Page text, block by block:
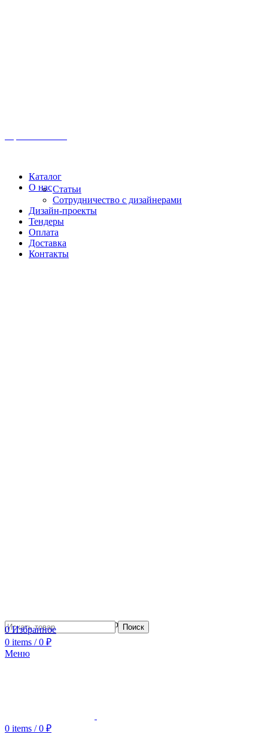
Каталог
О насСтатьи
Сотрудничество с дизайнерами
Дизайн-проекты
Тендеры
Оплата
Доставка
Контакты
Сотрудничество с дизайнерамиПоиск
0Избранное
0 items / 0 ₽
Меню
0 items / 0 ₽